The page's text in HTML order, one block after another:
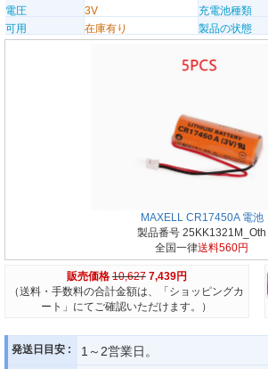
電圧
3V 充電池種類
可用
在庫有り 製品の状態
MAXELL CR17450A 電池
製品番号 25KK1321M_Oth
全国一律送料560円
販売価格 10,627 7,439円
（送料・手数料の合計金額は、「ショッピングカ
ート」にてご確認いただけます。）
発送日目安 : 1～2営業日。